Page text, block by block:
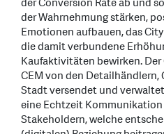
der Conversion Rate ab und
der Wahrnehmung stärken,
Emotionen aufbauen, das
die damit verbundene
Kaufaktivitäten bewirken.
CEM von den Detailhändlern,
Stadt versendet und
eine Echtzeit Kommunikation
Stakeholdern, welche